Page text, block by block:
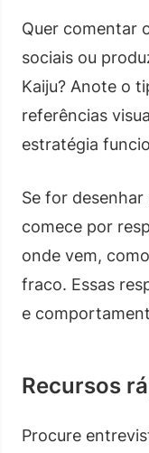
Quer comentar
sociais ou
Kaiju? Anote o
referências
estratégia
Se for
comece por
onde vem,
fraco. Essas
e
Recursos
Procure